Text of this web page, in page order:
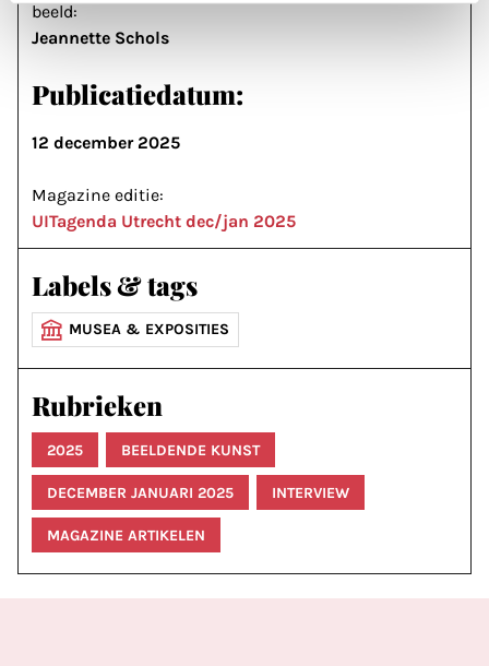
beeld:
Jeannette Schols
Publicatiedatum:
12 december 2025
Magazine editie:
UITagenda Utrecht dec/jan 2025
Labels & tags
MUSEA & EXPOSITIES
Rubrieken
2025 BEELDENDE KUNST
DECEMBER JANUARI 2025 INTERVIEW
MAGAZINE ARTIKELEN